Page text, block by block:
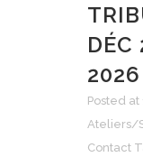
DÉC
2026
Posted at
Ateliers/
Contact